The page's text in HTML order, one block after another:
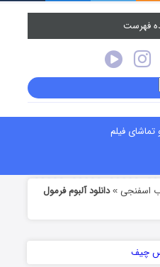
فهرست
تماشای فیلم
اسفنجی »دانلود آلبوم فرمول